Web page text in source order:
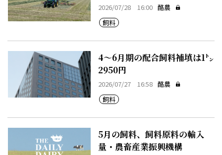
2026/07/28 16:00 酪農
飼料
4～6月期の配合飼料補填は1㌧
2950円
2026/07/27 16:58 酪農
飼料
5月の飼料、飼料原料の輸入
量・農畜産業振興機構